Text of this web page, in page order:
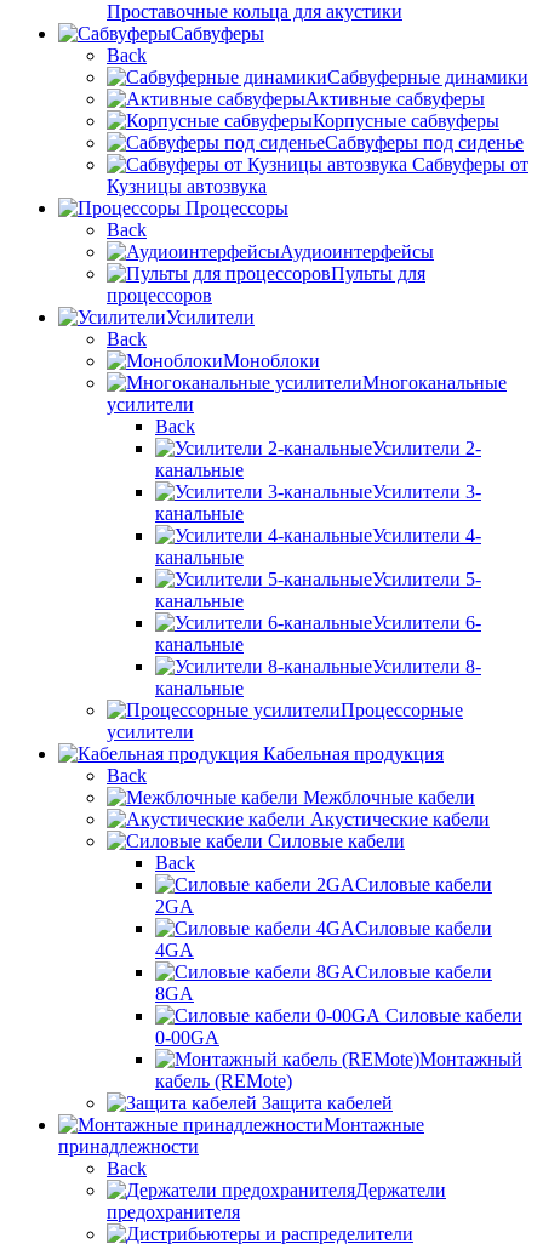
Проставочные кольца для акустики
Сабвуферы
Back
Сабвуферные динамики
Активные сабвуферы
Корпусные сабвуферы
Сабвуферы под сиденье
Сабвуферы от
Кузницы автозвука
Процессоры
Back
Аудиоинтерфейсы
Пульты для
процессоров
Усилители
Back
Моноблоки
Многоканальные
усилители
Back
Усилители 2-
канальные
Усилители 3-
канальные
Усилители 4-
канальные
Усилители 5-
канальные
Усилители 6-
канальные
Усилители 8-
канальные
Процессорные
усилители
Кабельная продукция
Back
Межблочные кабели
Акустические кабели
Силовые кабели
Back
Силовые кабели
2GA
Силовые кабели
4GA
Силовые кабели
8GA
Силовые кабели
0-00GA
Монтажный
кабель (REMote)
Защита кабелей
Монтажные
принадлежности
Back
Держатели
предохранителя